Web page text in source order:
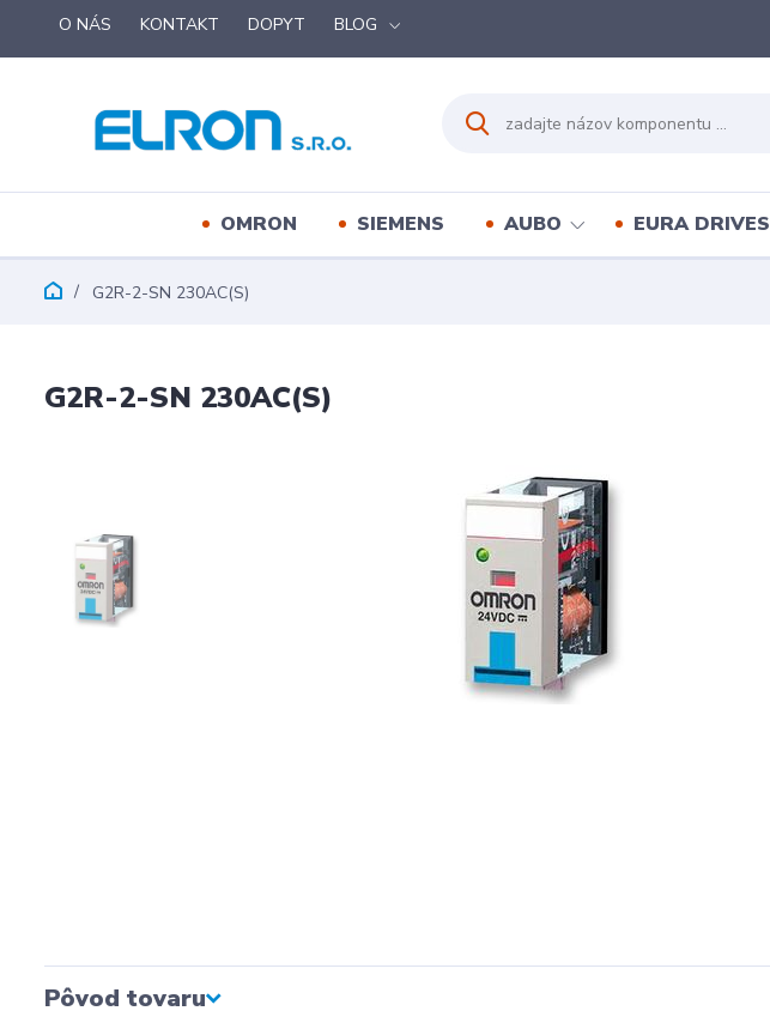
O NÁS KONTAKT DOPYT BLOG
OMRON SIEMENS AUBO EURA DRIVES
G2R-2-SN 230AC(S)
G2R-2-SN 230AC(S)
Pôvod tovaru